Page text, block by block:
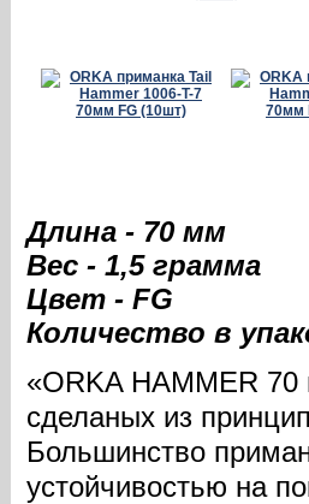
Длина - 70 мм
Вес - 1,5 грамма
Цвет - FG
Количество в
«ORKA HAMMER
сделаных из
Большинство
устойчивостью на